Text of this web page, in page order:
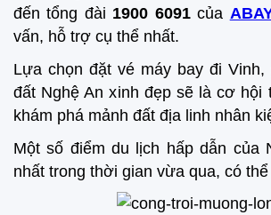
đến tổng đài 1900 6091của
vấn, hỗ trợ cụ thể nhất.
Lựa chọn đặt vé máy bay đi Vinh,
đất Nghệ An xinh đẹp sẽ là cơ hội
khám phá mảnh đất địa linh nhân
Một số điểm du lịch hấp dẫn của
nhất trong thời gian vừa qua, có